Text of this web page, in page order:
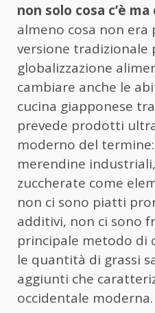
non solo cosa c’è ma
almeno cosa non era
versione tradizionale
globalizzazione
cambiare anche le
cucina giapponese
prevede prodotti
moderno del
merendine
zuccherate come
non ci sono piatti
additivi, non ci sono
principale metodo di
le quantità di grassi
aggiunti che
occidentale moderna.